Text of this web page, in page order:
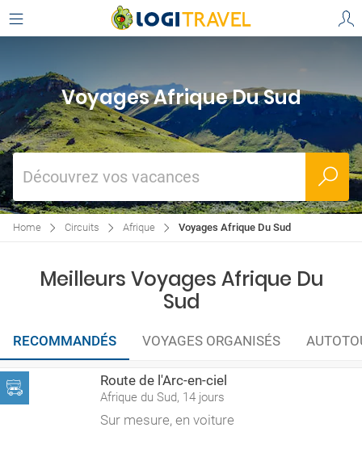
Voyages Afrique Du Sud
Découvrez vos vacances
Home Circuits Afrique Voyages Afrique Du Sud
Meilleurs Voyages Afrique Du
Sud
RECOMMANDÉS VOYAGES ORGANISÉS
Route de l'Arc-en-ciel
Afrique du Sud, 14 jours
Sur mesure, en voiture